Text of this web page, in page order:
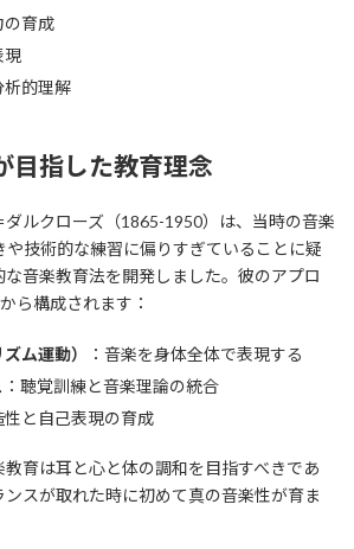
の育成
現
析的理解
目指した教育理念
ルクローズ（1865-1950）は、当時の音楽
技術的な練習に偏りすぎていることに疑
音楽教育法を開発しました。彼のアプロ
ら構成されます：
ム運動）
：音楽を身体全体で表現する
：聴覚訓練と音楽理論の統合
性と自己表現の育成
育は耳と心と体の調和を目指すべきであ
スが取れた時に初めて真の音楽性が育ま